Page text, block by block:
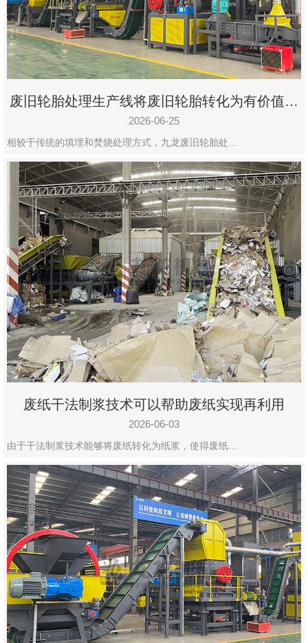
废旧轮胎处理生产线将废旧轮胎转化为有价值的
资源
2026-06-25
相较于传统的填埋和焚烧处理方式，九龙废旧轮胎处…
废纸干法制浆技术可以帮助废纸实现再利用
2026-06-03
由于干法制浆技术能够将废纸转化为纸浆，使得废纸…